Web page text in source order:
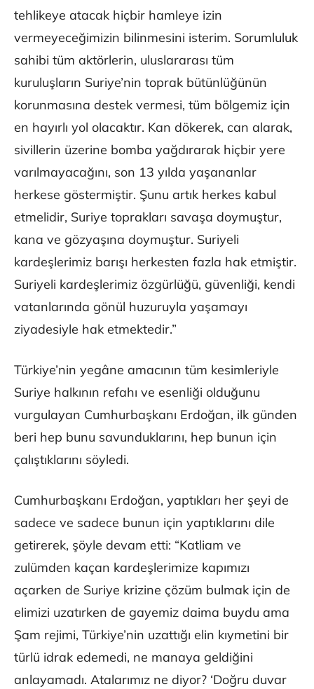
tehlikeye atacak hiçbir hamleye izin
vermeyeceğimizin bilinmesini isterim. Sorumluluk
sahibi tüm aktörlerin, uluslararası tüm
kuruluşların Suriye’nin toprak bütünlüğünün
korunmasına destek vermesi, tüm bölgemiz için
en hayırlı yol olacaktır. Kan dökerek, can alarak,
sivillerin üzerine bomba yağdırarak hiçbir yere
varılmayacağını, son 13 yılda yaşananlar
herkese göstermiştir. Şunu artık herkes kabul
etmelidir, Suriye toprakları savaşa doymuştur,
kana ve gözyaşına doymuştur. Suriyeli
kardeşlerimiz barışı herkesten fazla hak etmiştir.
Suriyeli kardeşlerimiz özgürlüğü, güvenliği, kendi
vatanlarında gönül huzuruyla yaşamayı
ziyadesiyle hak etmektedir.”
Türkiye’nin yegâne amacının tüm kesimleriyle
Suriye halkının refahı ve esenliği olduğunu
vurgulayan Cumhurbaşkanı Erdoğan, ilk günden
beri hep bunu savunduklarını, hep bunun için
çalıştıklarını söyledi.
Cumhurbaşkanı Erdoğan, yaptıkları her şeyi de
sadece ve sadece bunun için yaptıklarını dile
getirerek, şöyle devam etti: “Katliam ve
zulümden kaçan kardeşlerimize kapımızı
açarken de Suriye krizine çözüm bulmak için de
elimizi uzatırken de gayemiz daima buydu ama
Şam rejimi, Türkiye’nin uzattığı elin kıymetini bir
türlü idrak edemedi, ne manaya geldiğini
anlayamadı. Atalarımız ne diyor? ‘Doğru duvar